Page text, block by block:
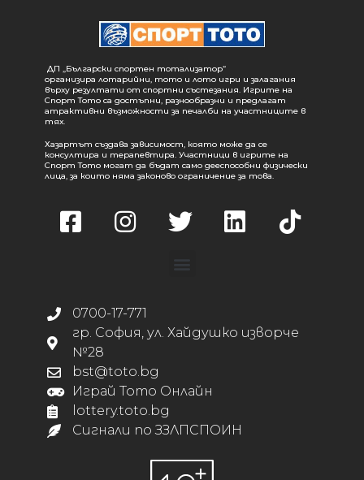
ДП „Български спортен тотализатор“
организира лотарийни, тото и лото игри и залагания
върху резултати от спортни състезания. Игрите на
Спорт Тото са достъпни, разнообразни и предлагат
атрактивни възможности за печалби на участниците в
тях.
Хазартът създава зависимост, която може да се
консултира и терапевтира. Участници в игрите на
Спорт Тото могат да бъдат само дееспособни физически
лица, за които няма законово ограничение за това.
0700-17-771
гр. София, ул. Хайдушко изворче
№28
bst@toto.bg
Играй Тото Онлайн
lottery.toto.bg
Сигнали по ЗЗЛПСПОИН